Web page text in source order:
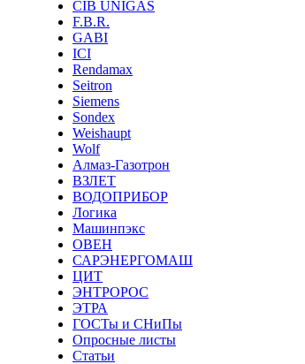
CIB UNIGAS
F.B.R.
GABI
ICI
Rendamax
Seitron
Siemens
Sondex
Weishaupt
Wolf
Алмаз-Газотрон
ВЗЛЕТ
ВОДОПРИБОР
Логика
Машинпэкс
ОВЕН
САРЭНЕРГОМАШ
ЦИТ
ЭНТРОРОС
ЭТРА
ГОСТы и СНиПы
Опросные листы
Статьи